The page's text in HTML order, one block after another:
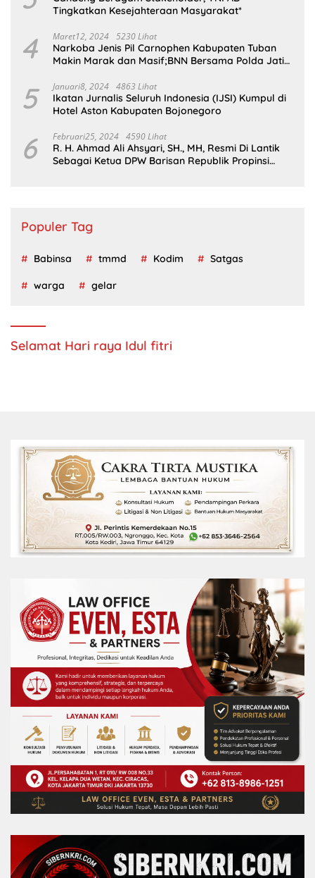
Tingkatkan Kesejahteraan Masyarakat*
4 Maret12, 2024 5230 Lihat
Narkoba Jenis Pil Carnophen Kabupaten Tuban
Makin Marak dan Masif;BNN Bersama Polda Jatim
5 Januari8, 2024 4863 Lihat
Ikatan Jurnalis Seluruh Indonesia (IJSI) Kumpul di
Hotel Aston Kabupaten Bojonegoro
6 Februari25, 2024 4590 Lihat
R. H. Ahmad Ali Ahsyari, SH., MH, Resmi Di Lantik
Sebagai Ketua DPW Barisan Republik Propinsi
Populer Tag
Babinsa tmmd Kodim Satgas
warga gelar
Selamat Hari raya Idul fitri